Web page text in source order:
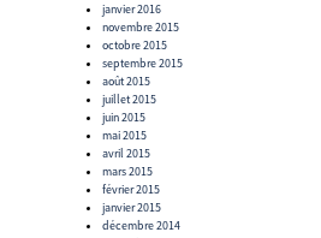
janvier 2016
novembre 2015
octobre 2015
septembre 2015
août 2015
juillet 2015
juin 2015
mai 2015
avril 2015
mars 2015
février 2015
janvier 2015
décembre 2014